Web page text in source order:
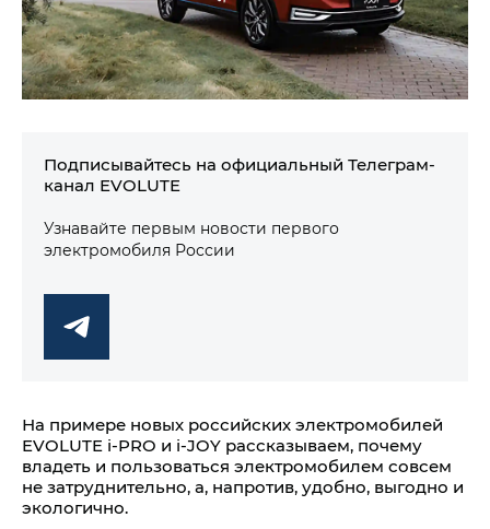
Подписывайтесь на официальный Телеграм-
канал EVOLUTE
Узнавайте первым новости первого
электромобиля России
На примере новых российских электромобилей
EVOLUTE i‑PRO и i‑JOY рассказываем, почему
владеть и пользоваться электромобилем совсем
не затруднительно, а, напротив, удобно, выгодно и
экологично.